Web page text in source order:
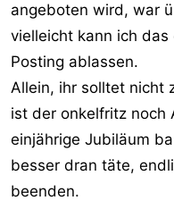
angeboten wird, war
vielleicht kann ich
Posting ablassen.
Allein, ihr solltet nicht
ist der onkelfritz noch
einjährige Jubiläum
besser dran täte,
beenden.